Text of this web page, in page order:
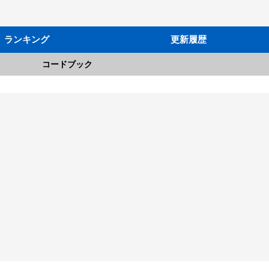
ランキング 更新履歴
コードブック